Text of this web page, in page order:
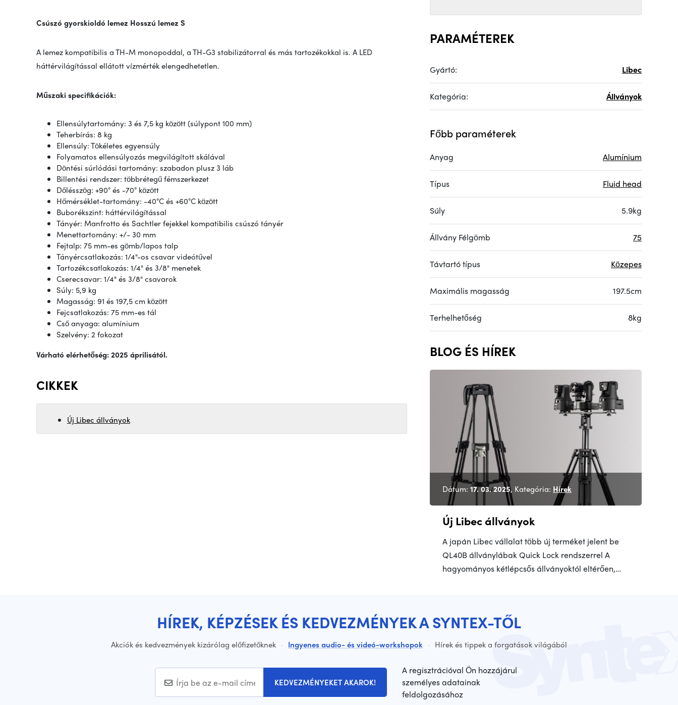
Csúszó gyorskioldó lemez Hosszú lemez S
A lemez kompatibilis a TH-M monopoddal, a TH-G3 stabilizátorral és más tartozékokkal is. A LED
háttérvilágítással ellátott vízmérték elengedhetetlen.
Műszaki specifikációk:
Ellensúlytartomány: 3 és 7,5 kg között (súlypont 100 mm)
Teherbírás: 8 kg
Ellensúly: Tökéletes egyensúly
Folyamatos ellensúlyozás megvilágított skálával
Döntési súrlódási tartomány: szabadon plusz 3 láb
Billentési rendszer: többrétegű fémszerkezet
Dőlésszög: +90° és -70° között
Hőmérséklet-tartomány: -40°C és +60°C között
Buborékszint: háttérvilágítással
Tányér: Manfrotto és Sachtler fejekkel kompatibilis csúszó tányér
Menettartomány: +/- 30 mm
Fejtalp: 75 mm-es gömb/lapos talp
Tányércsatlakozás: 1/4"-os csavar videótűvel
Tartozékcsatlakozás: 1/4" és 3/8" menetek
Cserecsavar: 1/4" és 3/8" csavarok
Súly: 5,9 kg
Magasság: 91 és 197,5 cm között
Fejcsatlakozás: 75 mm-es tál
Cső anyaga: alumínium
Szelvény: 2 fokozat
Várható elérhetőség: 2025 áprilisától.
CIKKEK
Új Libec állványok
PARAMÉTEREK
Gyártó: Libec
Kategória: Állványok
Főbb paraméterek
Anyag Alumínium
Típus Fluid head
Súly 5.9kg
Állvány Félgömb 75
Távtartó típus Közepes
Maximális magasság 197.5cm
Terhelhetőség 8kg
BLOG ÉS HÍREK
Dátum: 17. 03. 2025, Kategória: Hírek
Új Libec állványok
A japán Libec vállalat több új terméket jelent be
QL40B állványlábak Quick Lock rendszerrel A
hagyományos kétlépcsős állványoktól eltérően,…
HÍREK, KÉPZÉSEK ÉS KEDVEZMÉNYEK A SYNTEX-TŐL
Akciók és kedvezmények kizárólag előfizetőknek · Ingyenes audio- és videó-workshopok · Hírek és tippek a forgatások világából
KEDVEZMÉNYEKET AKAROK!
A regisztrációval Ön hozzájárul
személyes adatainak
feldolgozásához